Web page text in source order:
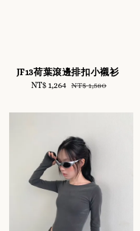
JF13荷葉滾邊排扣小襯衫
Sale
NT$ 1,264 Regular
NT$ 1,580